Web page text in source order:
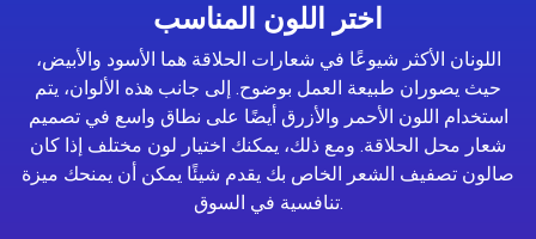
اختر اللون المناسب
اللونان الأكثر شيوعًا في شعارات الحلاقة هما الأسود والأبيض،
حيث يصوران طبيعة العمل بوضوح. إلى جانب هذه الألوان، يتم
استخدام اللون الأحمر والأزرق أيضًا على نطاق واسع في تصميم
شعار محل الحلاقة. ومع ذلك، يمكنك اختيار لون مختلف إذا كان
صالون تصفيف الشعر الخاص بك يقدم شيئًا يمكن أن يمنحك ميزة
تنافسية في السوق.